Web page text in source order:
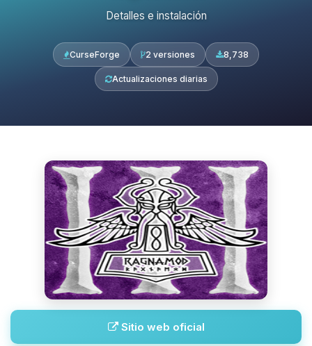
Detalles e instalación
CurseForge 2 versiones 8,738
Actualizaciones diarias
Sitio web oficial